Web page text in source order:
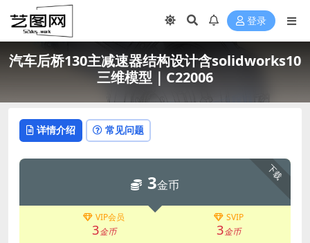
登录
汽车后桥130主减速器结构设计含solidworks10
三维模型｜C22006
详情介绍 常见问题
下载
3金币
VIP会员
3金币
SVIP
3金币